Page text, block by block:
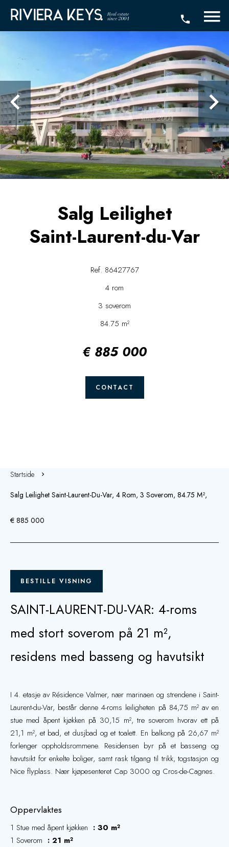
Salg Leilighet
Saint-Laurent-du-Var
Ref. 86427767
4 rom
3 soverom
84.75 m²
€ 885 000
CONTACT
Startside
Salg Leilighet Saint-Laurent-Du-Var, 4 Rom, 3 Soverom, 84.75 M²,
€ 885 000
BESTILLE VISNING
SAINT-LAURENT-DU-VAR: 4-roms
med stort soverom på 21 m²,
residens med basseng og havutsikt
I 4. etasje av Résidence Valmer, nær marinaen og strendene i Saint-
Laurent-du-Var, består denne 4-roms leiligheten på 84,75 m² av en
stue med åpent kjøkken på 30,15 m², tre soverom hvorav ett på
21,1 m², et bad, et dusjbad og et toalett. En balkong på 26,67 m²
forlenger oppholdsrommene. Residensen byr på et basseng og
havutsikt for enkelte boliger, samt rask tilgang til trikk, togstasjon og
Nice flyplass. Nær kjøpesenteret Cap 3000 og Cros-de-Cagnes.
Oppervlaktes
1 Stue med åpent kjøkken
30 m²
1 Soverom
21 m²